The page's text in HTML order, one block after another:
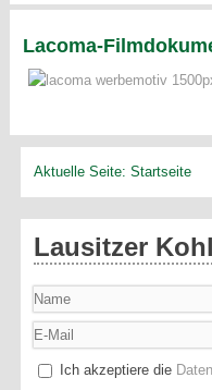
Lacoma-
Aktuelle Seite:Startseite
Lausitzer
Ich akzeptiere die